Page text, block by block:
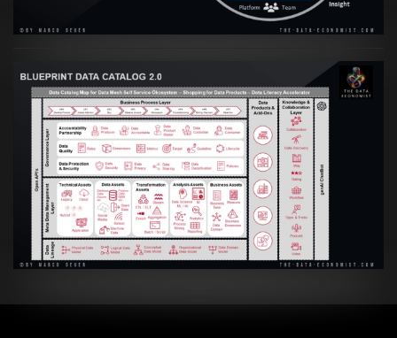
Artikel:Data Mesh Ökosysteme: Die
Transformation zur Data Inspired Human
Culture
VIEW